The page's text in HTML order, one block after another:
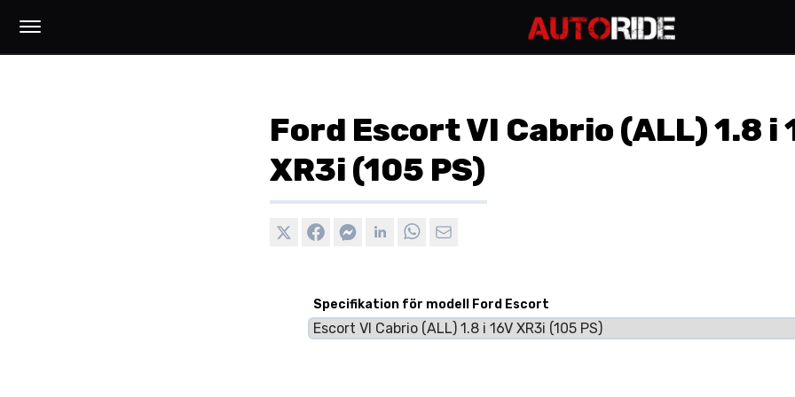
Ford Escort VI Cabrio (ALL) 1.8 i
XR3i (105 PS)
Specifikation för modell Ford Escort